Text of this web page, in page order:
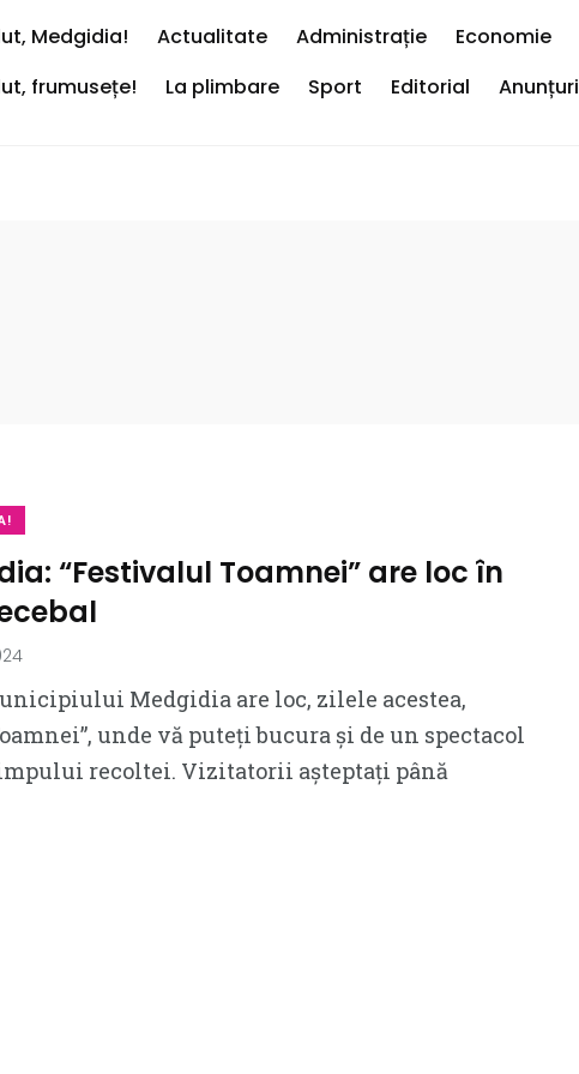
Medgidia! Actualitate Administrație Economie
frumusețe!
La plimbare Sport Editorial Anunțuri
“Festivalul Toamnei” are loc în
Medgidia are loc, zilele acestea,
unde vă puteți bucura și de un spectacol
recoltei. Vizitatorii așteptați până